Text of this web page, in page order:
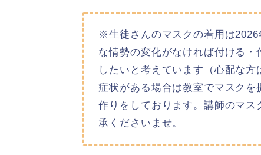
※生徒さんのマスクの着用は
な情勢の変化がなければ付ける
したいと考えています（心配な方
症状がある場合は教室でマスク
作りをしております。講師のマ
承くださいませ。